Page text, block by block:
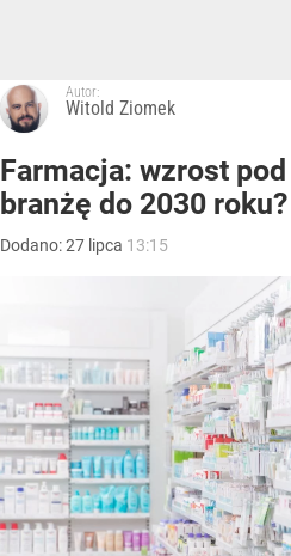
Autor:
Witold Ziomek
Farmacja: wzrost
branżę do 2030 roku?
Dodano:27 lipca 13:15